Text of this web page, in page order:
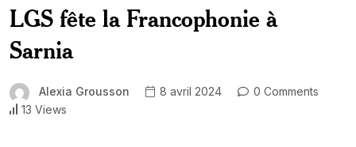
LGS fête la Francophonie à
Sarnia
Alexia Grousson 8 avril 2024
0 Comments
13 Views